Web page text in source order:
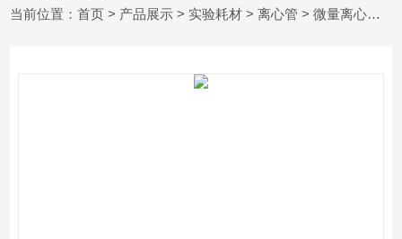
当前位置：首页 > 产品展示 > 实验耗材 >离心管 > 微量离心管 EP管 1.5ml 2ml 5ml无DNA酶